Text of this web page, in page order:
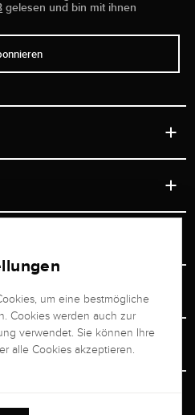
gelesen und bin mit ihnen
um eine bestmögliche
Cookies werden auch zur
verwendet. Sie können Ihre
alle Cookies akzeptieren.